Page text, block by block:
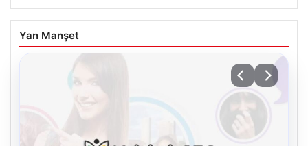
Yan Manşet